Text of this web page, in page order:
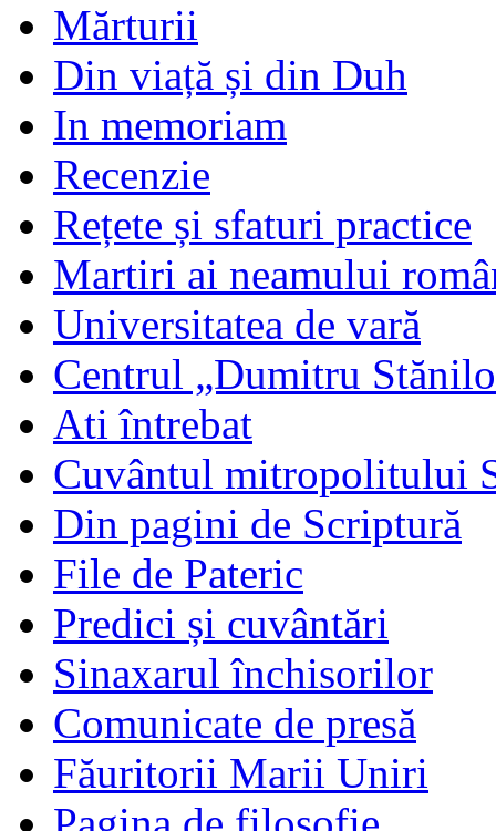
Mărturii
Din viață și din Duh
In memoriam
Recenzie
Rețete și sfaturi practice
Martiri ai neamului
Universitatea de vară
Centrul „Dumitru
Ati întrebat
Cuvântul mitropolitului
Din pagini de Scriptură
File de Pateric
Predici și cuvântări
Sinaxarul închisorilor
Comunicate de presă
Făuritorii Marii Uniri